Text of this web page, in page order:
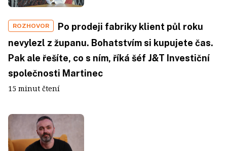
ROZHOVOR
Po prodeji fabriky klient půl roku
nevylezl z županu. Bohatstvím si kupujete čas.
Pak ale řešíte, co s ním, říká šéf J&T Investiční
společnosti Martinec
15 minut čtení